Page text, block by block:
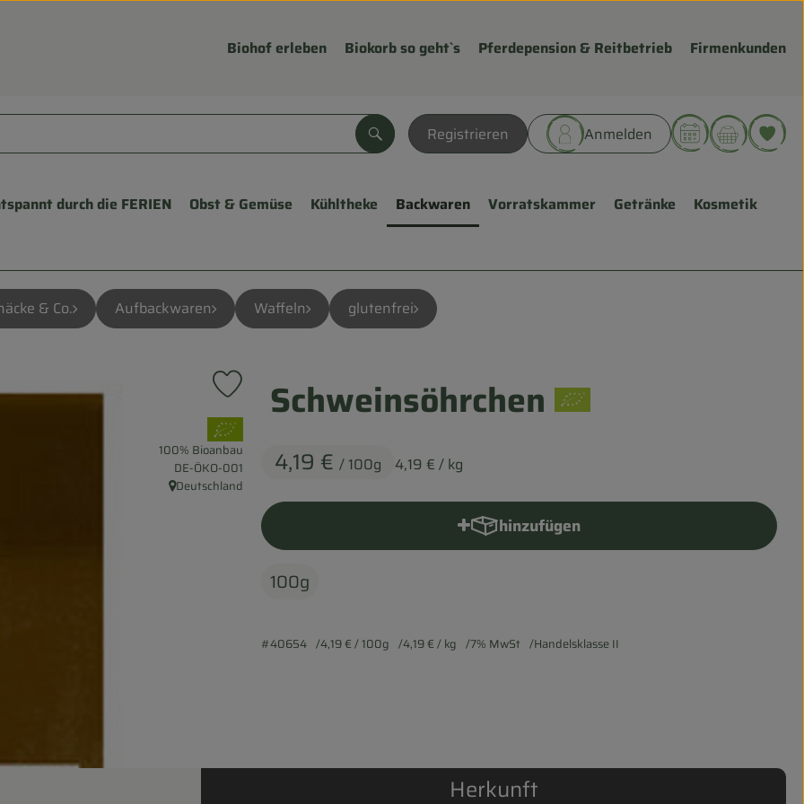
Biohof erleben Biokorb so geht`s Pferdepension & Reitbetrieb Firmenkunden
Registrieren Anmelden
Suchen
durch die FERIEN Obst & Gemüse Kühltheke Backwaren Vorratskammer Getränke Kosmetik
& Co. Aufbackwaren Waffeln glutenfrei
Schweinsöhrchen
4,19 € / 100g 4,19 € / kg
Produkt zu Favouriten hinzufügen
, Verband:
100% Bioanbau
, Kontrollstelle:
DE-ÖKO-001
, Herkunft:
Deutschland
hinzufügen
Produkt zum Warenkorb hinzufügen
100g
#40654 4,19 €/ 100g 4,19 €/ kg 7% MwSt Handelsklasse II
Herkunft